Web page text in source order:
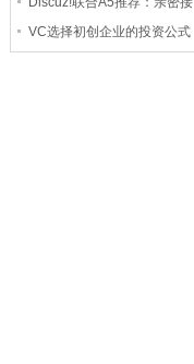
VC选择初创企业的投资公式